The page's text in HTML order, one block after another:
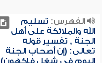
الفهرس: تسليم
الله والملائكة على أهل
الجنة , تفسير قوله
تعالى: (إن أصحاب الجنة
اليوم في شغل فاكهون)